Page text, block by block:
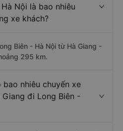
Nội là bao nhiêu
xe khách?
Biên - Hà Nội từ Hà Giang -
295 km.
nhiêu chuyến xe
đi Long Biên -